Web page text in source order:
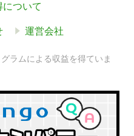
ついて
運営会社
ラムによる収益を得ていま